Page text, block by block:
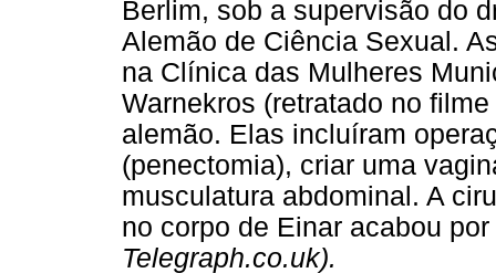
Berlim, sob a supervisão do
Alemão de Ciência Sexual.
na Clínica das Mulheres
Warnekros (retratado no
alemão. Elas incluíram
(penectomia), criar uma
musculatura abdominal. A
no corpo de Einar acabou
Telegraph.co.uk).